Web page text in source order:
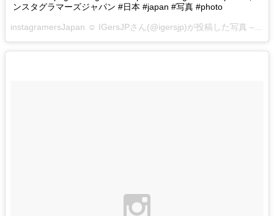
ンスタグラマーズジャパン #日本 #japan #写真 #photo